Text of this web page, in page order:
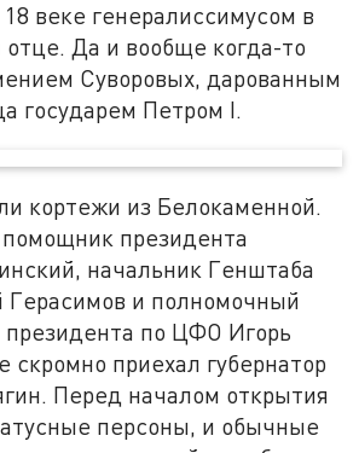
18 веке генералиссимусом в
Да и вообще когда-то
Суворовых, дарованным
государем Петром I.
кортежи из Белокаменной.
президента
начальник Генштаба
и полномочный
президента по ЦФО Игорь
приехал губернатор
Перед началом открытия
персоны, и обычные